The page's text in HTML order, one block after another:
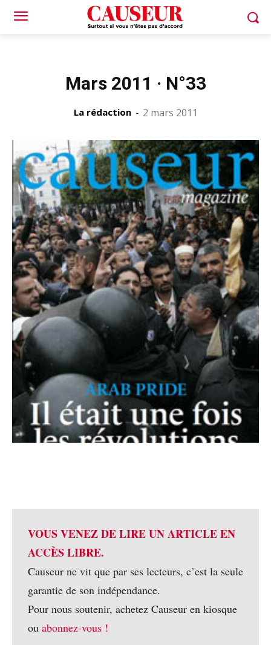
Mars 2011 · N°33
La rédaction - 2 mars 2011
VOUS VENEZ DE LIRE UN ARTICLE EN
ACCÈS LIBRE.
Causeur ne vit que par ses lecteurs, c’est la seule
garantie de son indépendance.
Pour nous soutenir, achetez Causeur en kiosque
ou abonnez-vous !